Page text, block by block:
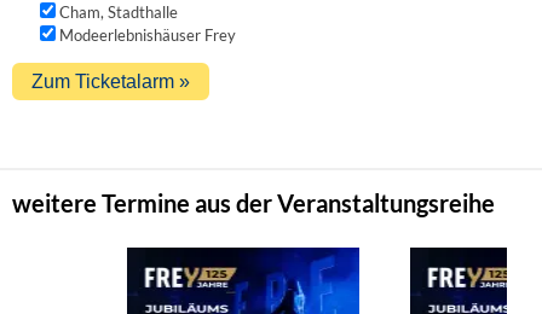
Cham, Stadthalle
Modeerlebnishäuser Frey
weitere Termine aus der Veranstaltungsreihe